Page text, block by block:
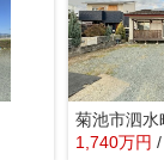
菊池市泗水
1,740万円